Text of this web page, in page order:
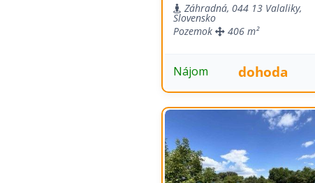
Záhradná, 044 13 Valaliky,
Slovensko
Pozemok
406 m²
Nájom dohoda